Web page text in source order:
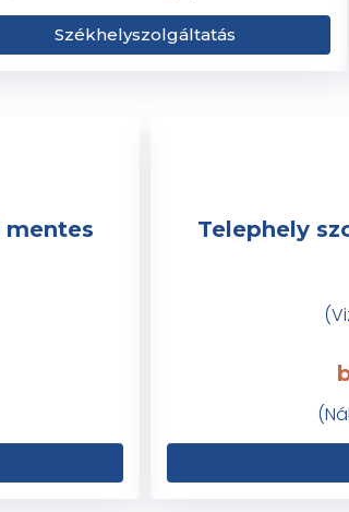
Székhelyszolgáltatás
mentes
Telephely